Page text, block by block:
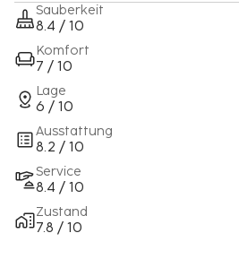
Sauberkeit
8.4 / 10
Komfort
7 / 10
Lage
6 / 10
Ausstattung
8.2 / 10
Service
8.4 / 10
Zustand
7.8 / 10